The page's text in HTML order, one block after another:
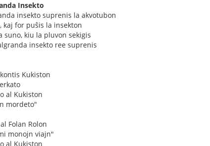
Insekto
insekto suprenis la akvotubon
kaj for puŝis la insekton
suno, kiu la pluvon sekigis
insekto ree suprenis
Kukiston
al Kukiston
mordeto"
Folan Rolon
monojn viajn"
al Kukiston